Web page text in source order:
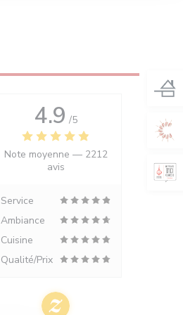
4.9 /5
Note moyenne — 2212
avis
Service
Ambiance
Cuisine
Qualité/Prix